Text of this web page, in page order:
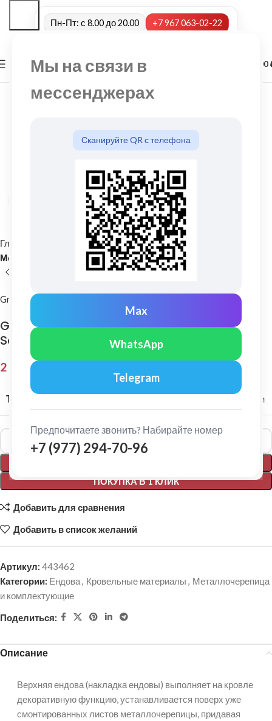
Мы на связи в
мессенджерах
Сканируйте QR с телефона
Max
WhatsApp
Telegram
Предпочитаете звонить? Набирайте номер
+7 (977) 294-70-96
Пн-Пт: с 8.00 до 20.00 +7 967 063-02-22
МЕНЮ 0,00
Нажмите, чтобы увеличить
Главная
Кровельные материалы
Металлочерепица и комплектующие
Grand Line
Grand Line: Ендова верхняя 115х30х115 мм
Satin 0,5мм Ral 8004
2 152,00
ТОЛЩИНА МЕТАЛЛА 0,5 мм
ПОКУПКА В 1 КЛИК
Alternative:
Добавить для сравнения
Добавить в список желаний
Артикул: 443462
Категории: Ендова, Кровельные материалы , Металлочерепица
и комплектующие
Поделиться:
Описание
Верхняя ендова (накладка ендовы) выполняет на кровле
декоративную функцию, устанавливается поверх уже
смонтированных листов металлочерепицы, придавая